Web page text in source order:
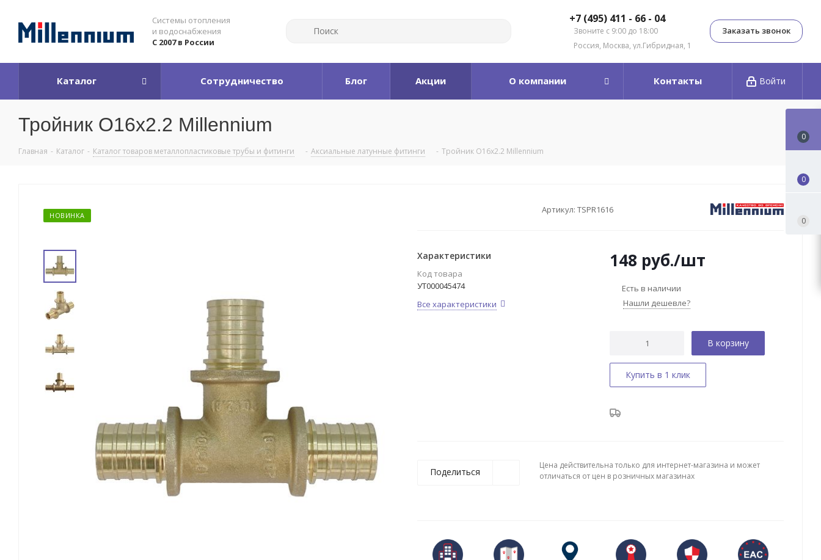
Системы отопления
и водоснабжения
С 2007 в России
+7 (495) 411 - 66 - 04
Звоните с 9:00 до 18:00
Россия, Москва, ул.Гибридная, 1
Заказать звонок
Войти
Каталог Сотрудничество Блог Акции О компании Контакты
Тройник O16x2.2 Millennium
Главная - Каталог - Каталог товаров металлопластиковые трубы и фитинги - Аксиальные латунные фитинги - Тройник O16x2.2 Millennium
НОВИНКА
Артикул: TSPR1616
Характеристики
Код товара
УТ000045474
Все характеристики
148 руб./шт
Есть в наличии
Нашли дешевле?
В корзину
Купить в 1 клик
Поделиться
Цена действительна только для интернет-магазина и может
отличаться от цен в розничных магазинах
0
0
0